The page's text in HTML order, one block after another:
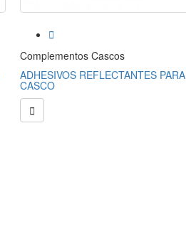

Complementos Cascos
ADHESIVOS REFLECTANTES PARA
CASCO
